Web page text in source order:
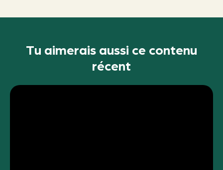
Tu aimerais aussi ce contenu
récent